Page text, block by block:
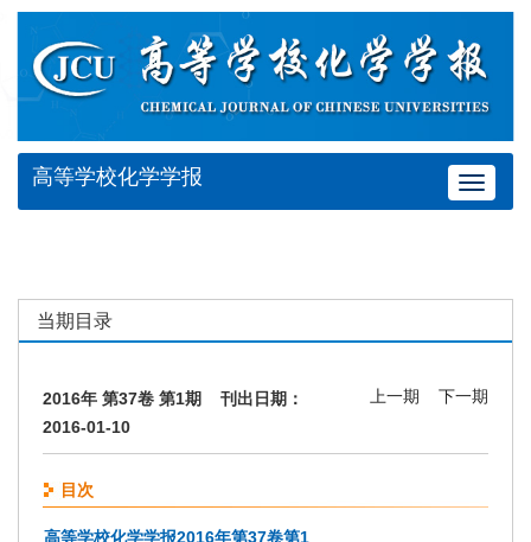
Toggle
高等学校化学学报
当期目录
2016年 第37卷 第1期 刊出日期：
2016-01-10
上一期 下一期
目次
高等学校化学学报2016年第37卷第1